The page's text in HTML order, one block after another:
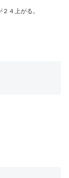
４上がる。